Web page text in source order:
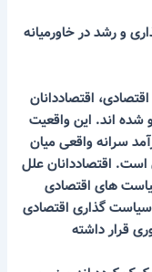
و رشد در خاورمیانه
اقتصاددانان
شده اند. این واقعیت
سرانه واقعی میان
اقتصاددانان علل
های اقتصادی
گذاری اقتصادی
قرار داشته